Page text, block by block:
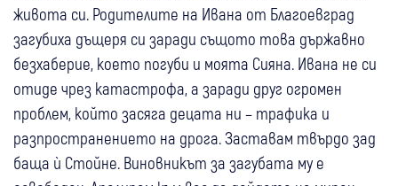
живота си. Родителите на Ивана от Благоевград
загубиха дъщеря си заради същото това държавно
безхаберие, което погуби и моята Сияна. Ивана не си
отиде чрез катастрофа, а заради друг огромен
проблем, който засяга децата ни – трафика и
разпространението на дрога. Заставам твърдо зад
баща ѝ Стойне. Виновникът за загубата му е